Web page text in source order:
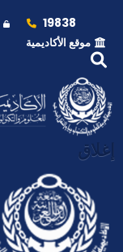
19838
موقع الأكاديمية
إغلاق